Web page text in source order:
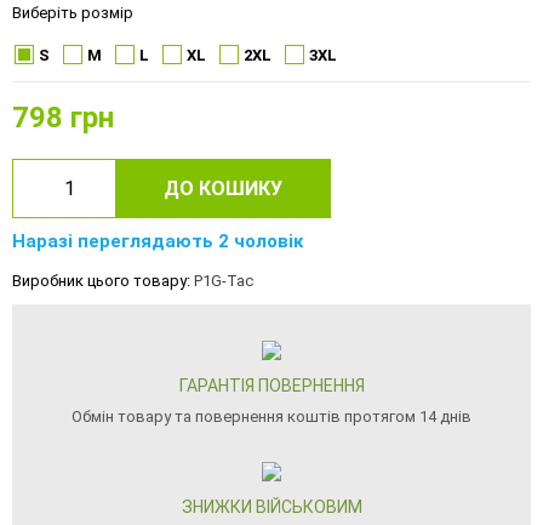
Виберіть розмір
S M L XL 2XL 3XL
798 грн
ДО КОШИКУ
Наразі переглядають 2 чоловік
Виробник цього товару: P1G-Tac
ГАРАНТІЯ ПОВЕРНЕННЯ
Обмін товару та повернення коштів протягом 14 днів
ЗНИЖКИ ВІЙСЬКОВИМ